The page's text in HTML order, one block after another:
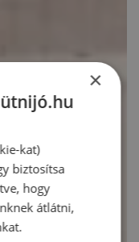
×
kat)
biztosítsa
hogy
átlátni,